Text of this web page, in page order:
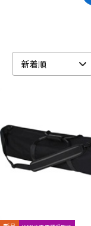
DTM オン
中古
audio-
CANARE
CaTeFo
Cranborne Audio
DYNAUDIO PRO
Ehrlund Microphone
Empirical
EVE Audio
Eventide
新着順